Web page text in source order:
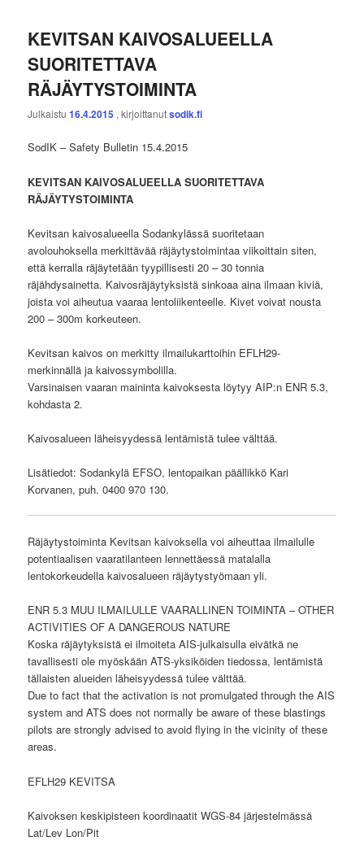
KEVITSAN KAIVOSALUEELLA
SUORITETTAVA
RÄJÄYTYSTOIMINTA
Julkaistu16.4.2015 , kirjoittanutsodik.fi
SodIK – Safety Bulletin 15.4.2015
KEVITSAN KAIVOSALUEELLA SUORITETTAVA
RÄJÄYTYSTOIMINTA
Kevitsan kaivosalueella Sodankylässä suoritetaan
avolouhoksella merkittävää räjäytystoimintaa viikoittain siten,
että kerralla räjäytetään tyypillisesti 20 – 30 tonnia
räjähdysainetta. Kaivosräjäytyksistä sinkoaa aina ilmaan kiviä,
joista voi aiheutua vaaraa lentoliikenteelle. Kivet voivat nousta
200 – 300m korkeuteen.
Kevitsan kaivos on merkitty ilmailukarttoihin EFLH29-
merkinnällä ja kaivossymbolilla.
Varsinaisen vaaran maininta kaivoksesta löytyy AIP:n ENR 5.3,
kohdasta 2.
Kaivosalueen läheisyydessä lentämistä tulee välttää.
Lisätiedot: Sodankylä EFSO, lentopaikan päällikkö Kari
Korvanen, puh. 0400 970 130.
Räjäytystoiminta Kevitsan kaivoksella voi aiheuttaa ilmailulle
potentiaalisen vaaratilanteen lennettäessä matalalla
lentokorkeudella kaivosalueen räjäytystyömaan yli.
ENR 5.3 MUU ILMAILULLE VAARALLINEN TOIMINTA – OTHER
ACTIVITIES OF A DANGEROUS NATURE
Koska räjäytyksistä ei ilmoiteta AIS-julkaisulla eivätkä ne
tavallisesti ole myöskään ATS-yksiköiden tiedossa, lentämistä
tällaisten alueiden läheisyydessä tulee välttää.
Due to fact that the activation is not promulgated through the AIS
system and ATS does not normally be aware of these blastings
pilots are strongly advised to avoid flying in the vicinity of these
areas.
EFLH29 KEVITSA
Kaivoksen keskipisteen koordinaatit WGS-84 järjestelmässä
Lat/Lev Lon/Pit